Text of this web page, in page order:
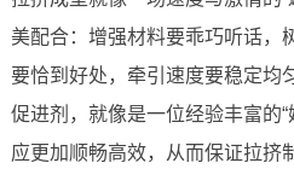
美配合：增强材料要乖巧听话，
要恰到好处，牵引速度要稳定
促进剂，就像是一位经验丰富的
应更加顺畅高效，从而保证拉挤